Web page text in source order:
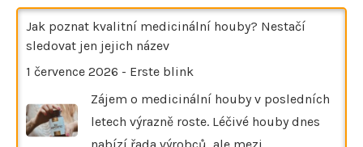
Jak poznat kvalitní medicinální houby? Nestačí
sledovat jen jejich název
1 července 2026 - Erste blink
Zájem o medicinální houby v posledních
letech výrazně roste. Léčivé houby dnes